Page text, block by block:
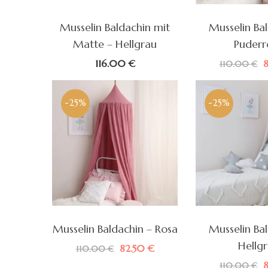
Musselin Baldachin mit
Matte – Hellgrau
116.00€
Musselin
110.00€
-25%
Musselin Baldachin – Rosa
110.00€
Ursprünglicher
82.50€Aktueller
-25%
Musselin
110.00€